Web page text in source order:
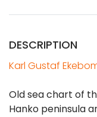
DESCRIPTION
Karl Gustaf
Old sea chart of
Hanko peninsula